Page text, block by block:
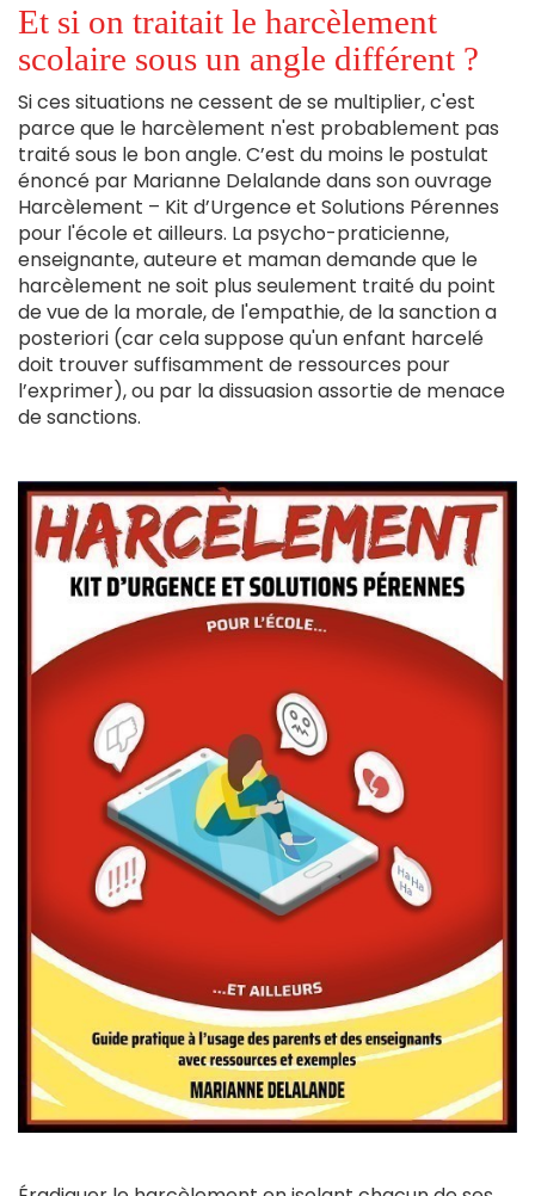
Et si on traitait le harcèlement
scolaire sous un angle différent ?
Si ces situations ne cessent de se multiplier, c'est
parce que le harcèlement n'est probablement pas
traité sous le bon angle. C’est du moins le postulat
énoncé par Marianne Delalande dans son ouvrage
Harcèlement – Kit d’Urgence et Solutions Pérennes
pour l'école et ailleurs. La psycho-praticienne,
enseignante, auteure et maman demande que le
harcèlement ne soit plus seulement traité du point
de vue de la morale, de l'empathie, de la sanction a
posteriori (car cela suppose qu'un enfant harcelé
doit trouver suffisamment de ressources pour
l’exprimer), ou par la dissuasion assortie de menace
de sanctions.